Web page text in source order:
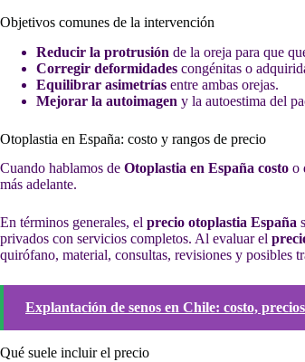
Objetivos comunes de la intervención
Reducir la protrusión de la oreja para que
Corregir deformidades congénitas o
Equilibrar asimetrías entre ambas orejas.
Mejorar la autoimagen y la autoestima del
Otoplastia en España: costo y rangos de precio
Cuando hablamos de Otoplastia en España costo o
más adelante.
En términos generales, el precio otoplastia España
privados con servicios completos. Al evaluar el
quirófano, material, consultas, revisiones y posibles
Explantación de senos en Chile: costo,
Qué suele incluir el precio